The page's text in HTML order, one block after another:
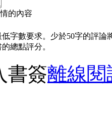
的內容
字數要求。少於50字的評論
總點評分。
書簽離線閱